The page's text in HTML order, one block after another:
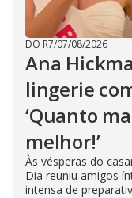
DO R7/07/08/2026
Ana
lingerie
‘Quanto
melhor!’
Às vésperas do
Dia reuniu amigos
intensa de